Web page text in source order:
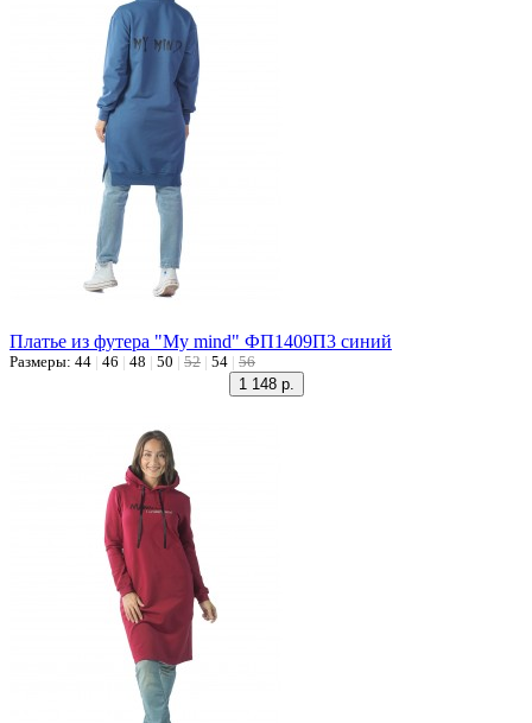
Платье из футера "My mind" ФП1409П3 синий
Размеры: 44 | 46 | 48 | 50 | 52 | 54 | 56
1 148 р.